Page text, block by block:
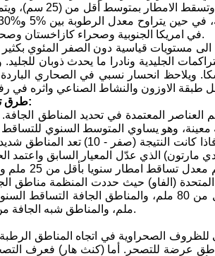
في امريكا الجنوبية وصحراء كازاخستان وصحراء جوبي في منغوليا.
الجليدية ونادرا ما يحدث ذوبان للجليد.
ويلاحظ انحسار نسبي في الصحاري
طرق تحديد المناطق الجافة:
العناصر المعتمدة في تحديد المناطق
وهو يساوي المتوسط السنوي للتساقط
على المتوسط الحراري السنوي بالدرجات المئوية وتصنف المناطق
رطبة. وهناك معيار (دي مارتون) الذي عدّل المعيار السابق
للأمم المتحدة (الفاو) حيث حددت المنظمة
ملم، والمناطق شبه الجافة من 200 – 250 ملم (4).
الصحراوية في اتجاه المناطق
عرضة للتصحر. أما (كنث هار) فعرف